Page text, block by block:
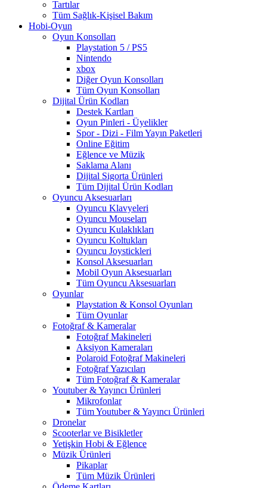
Tartılar
Tüm Sağlık-Kişisel Bakım
Hobi-Oyun
Oyun Konsolları
Playstation 5 / PS5
Nintendo
xbox
Diğer Oyun Konsolları
Tüm Oyun Konsolları
Dijital Ürün Kodları
Destek Kartları
Oyun Pinleri - Üyelikler
Spor - Dizi - Film Yayın Paketleri
Online Eğitim
Eğlence ve Müzik
Saklama Alanı
Dijital Sigorta Ürünleri
Tüm Dijital Ürün Kodları
Oyuncu Aksesuarları
Oyuncu Klavyeleri
Oyuncu Mouseları
Oyuncu Kulaklıkları
Oyuncu Koltukları
Oyuncu Joystickleri
Konsol Aksesuarları
Mobil Oyun Aksesuarları
Tüm Oyuncu Aksesuarları
Oyunlar
Playstation & Konsol Oyunları
Tüm Oyunlar
Fotoğraf & Kameralar
Fotoğraf Makineleri
Aksiyon Kameraları
Polaroid Fotoğraf Makineleri
Fotoğraf Yazıcıları
Tüm Fotoğraf & Kameralar
Youtuber & Yayıncı Ürünleri
Mikrofonlar
Tüm Youtuber & Yayıncı Ürünleri
Dronelar
Scooterlar ve Bisikletler
Yetişkin Hobi & Eğlence
Müzik Ürünleri
Pikaplar
Tüm Müzik Ürünleri